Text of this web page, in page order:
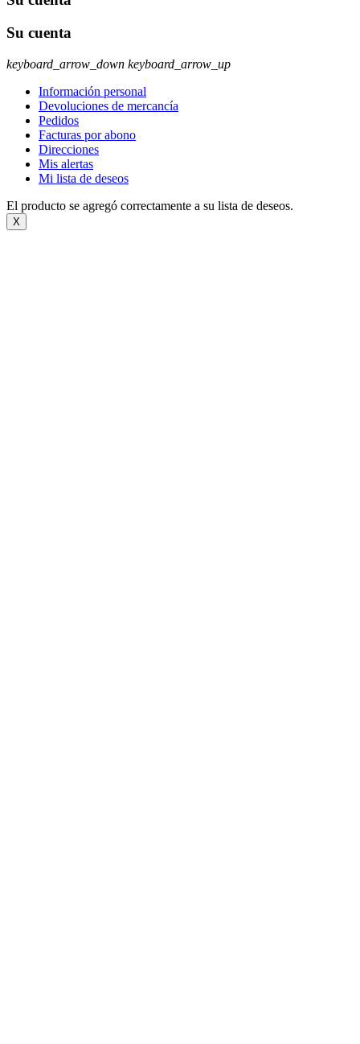
Su cuenta
keyboard_arrow_down keyboard_arrow_up
Información personal
Devoluciones de mercancía
Pedidos
Facturas por abono
Direcciones
Mis alertas
Mi lista de deseos
El producto se agregó correctamente a su lista de deseos.
X